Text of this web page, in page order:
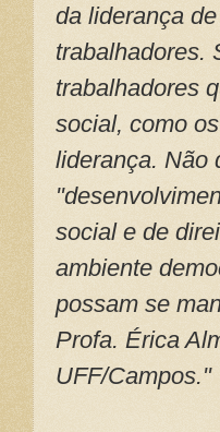
da liderança
trabalhadores.
trabalhadores
social, como
liderança. Não
social e de
ambiente
possam se
Profa. Érica
UFF/Campos."